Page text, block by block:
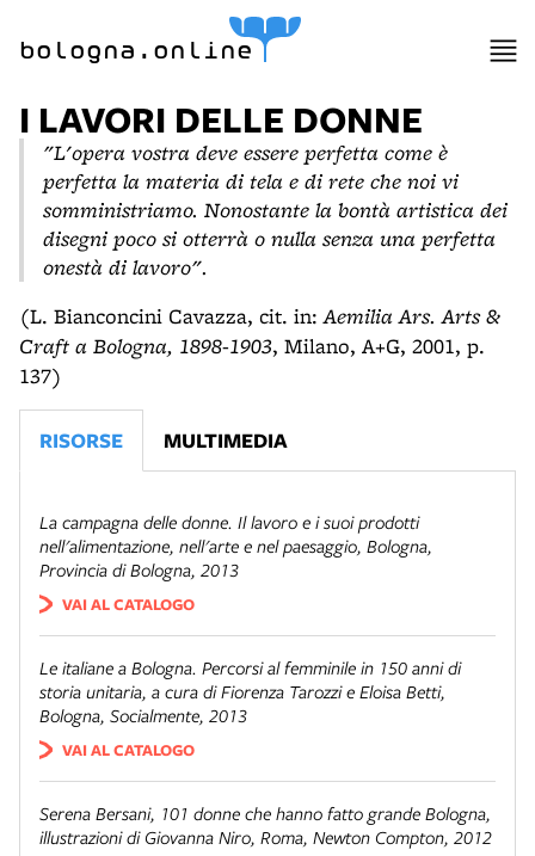
bologna.online
I LAVORI DELLE DONNE
"L'opera vostra deve essere perfetta come è
perfetta la materia di tela e di rete che noi vi
somministriamo. Nonostante la bontà artistica dei
disegni poco si otterrà o nulla senza una perfetta
onestà di lavoro".
(L. Bianconcini Cavazza, cit. in:Aemilia Ars. Arts &
Craft a Bologna, 1898-1903, Milano, A+G, 2001, p.
137)
RISORSE MULTIMEDIA
La campagna delle donne. Il lavoro e i suoi prodotti
nell'alimentazione, nell'arte e nel paesaggio, Bologna,
Provincia di Bologna, 2013
VAI AL CATALOGO
Le italiane a Bologna. Percorsi al femminile in 150 anni di
storia unitaria, a cura di Fiorenza Tarozzi e Eloisa Betti,
Bologna, Socialmente, 2013
VAI AL CATALOGO
Serena Bersani, 101 donne che hanno fatto grande Bologna,
illustrazioni di Giovanna Niro, Roma, Newton Compton, 2012